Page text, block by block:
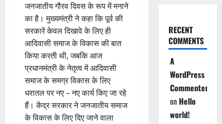
जनजातीय गौरव दिवस के रूप में मनाने
का है। मुख्यमंत्री ने कहा कि पूर्व की
सरकारें केवल दिखावे के लिए ही
आदिवासी समाज के विकास की बात
किया करती थी, जबकि आज
प्रधानमंत्री के नेतृत्व में आदिवासी
समाज के समग्र विकास के लिए
धरातल पर नए – नए कार्य किए जा रहे
हैं। केंद्र सरकार ने जनजातीय समाज
के विकास के लिए दिए जाने वाला
RECENT
COMMENTS
A
WordPress
Commenter
on Hello
world!